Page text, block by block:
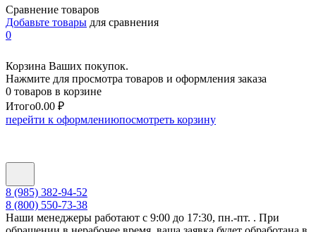
Сравнение товаров
Добавьте товары для сравнения
0
Корзина Ваших покупок.
Нажмите для просмотра товаров и оформления заказа
0 товаров в корзине
Итого0.00 ₽
перейти к оформлениюпосмотреть корзину
8 (985) 382-94-52
8 (800) 550-73-38
Наши менеджеры работают с 9:00 до 17:30, пн.-пт. . При